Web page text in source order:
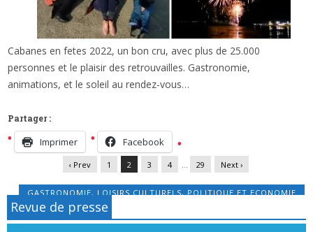
CABANES EN FÊTES À ANDERNOS: ET LA FÊTE
FUT BELLE…
Cabanes en fetes 2022, un bon cru, avec plus de 25.000
personnes et le plaisir des retrouvailles. Gastronomie,
animations, et le soleil au rendez-vous…
Partager :
Imprimer Facebook
GASTRONOMIE, LOISIRS CULTURELS,POLITIQUE ET ECONOMIE
‹ Prev 1 2 3 4 … 29 Next ›
Revue de presse